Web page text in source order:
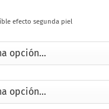
efecto segunda piel